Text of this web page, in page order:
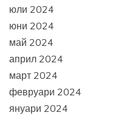
юли 2024
юни 2024
май 2024
април 2024
март 2024
февруари 2024
януари 2024